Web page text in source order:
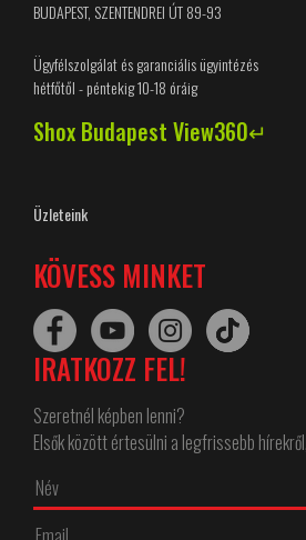
BUDAPEST, SZENTENDREI ÚT 89-93
Ügyfélszolgálat és garanciális ügyintézés
hétfőtől - péntekig 10-18 óráig
Shox Budapest View360↵
Üzleteink
KÖVESS MINKET
IRATKOZZ FEL!
Szeretnél képben lenni?
Elsők között értesülni a legfrissebb